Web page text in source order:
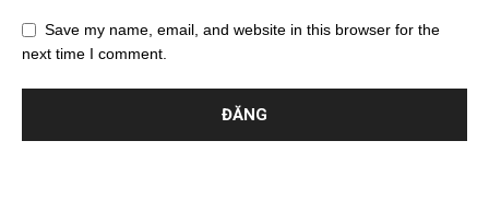
Save my name, email, and website in this browser for the
next time I comment.